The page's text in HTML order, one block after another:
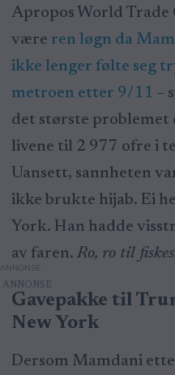
Apropos World Trade
være ren løgn da
ikke lenger følte seg
metroen etter 9/11 –
det største problemet
livene til 2 977 ofre i
Uansett, sannheten
ikke brukte hijab. Ei
York. Han hadde
av faren. Ro, ro til
ANNONSE
Gavepakke til
New York
Dersom Mamdani